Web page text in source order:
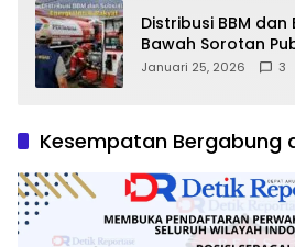
Distribusi BBM dan
Bawah Sorotan
Kepentingan
Januari 25, 2026 3
Kesempatan Bergabung